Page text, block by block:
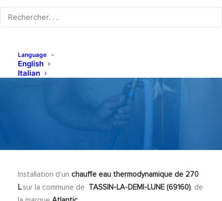
Language
English
Italian
Installation d’un chauffe eau thermodynamique de 270
L,sur la commune de TASSIN-LA-DEMI-LUNE (69160), de